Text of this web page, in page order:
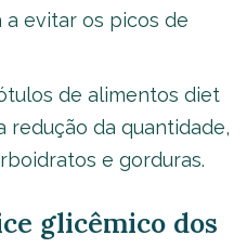
a evitar os picos de
de alimentos diet
redução da quantidade,
e gorduras.
glicêmico dos